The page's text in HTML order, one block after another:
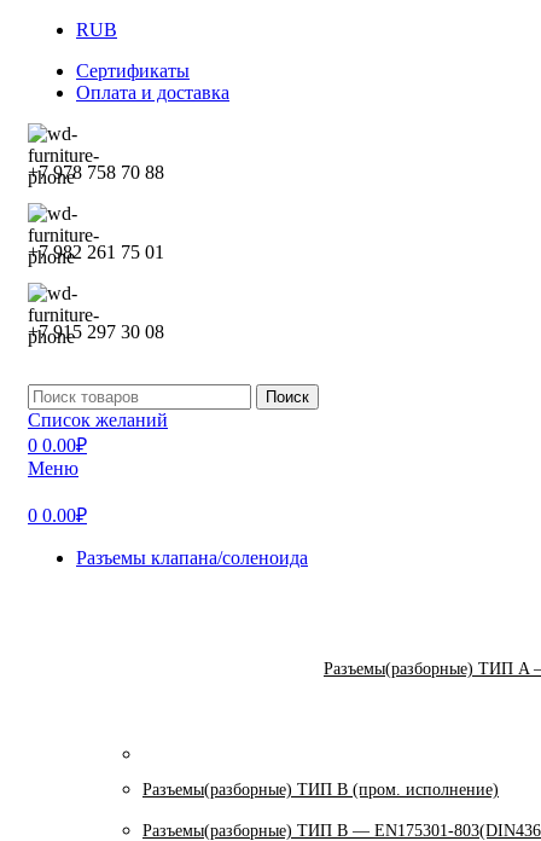
RUB
Сертификаты
Оплата и доставка
+7 978 758 70 88
+7 982 261 75 01
+7 915 297 30 08
Поиск
Список желаний
0 0.00₽
Меню
0 0.00₽
Разъемы клапана/соленоида
Разъемы(разборные) ТИП A
Разъемы(разборные) ТИП В (пром. исполнение)
Разъемы(разборные) ТИП B — EN175301-